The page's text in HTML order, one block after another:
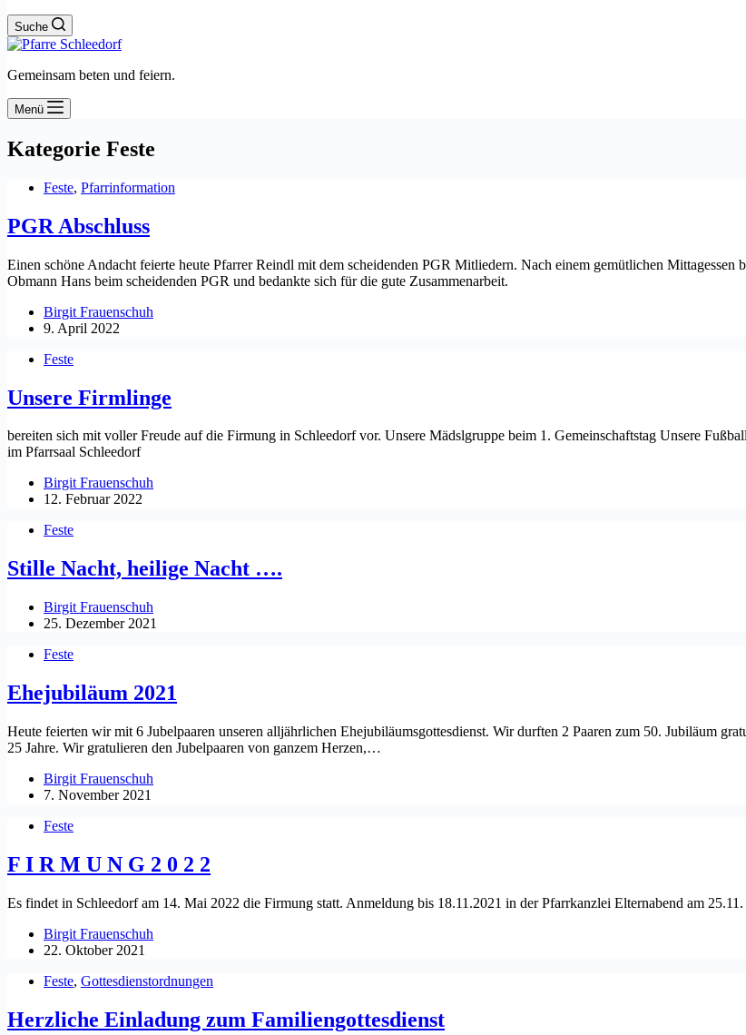
Suche
Gemeinsam beten und feiern.
Menü
Kategorie Feste
Feste, Pfarrinformation
PGR Abschluss
Einen schöne Andacht feierte heute Pfarrer Reindl mit dem scheidenden PGR Mitliedern. Nach einem gemütlichen
Obmann Hans beim scheidenden PGR und bedankte sich für die gute Zusammenarbeit.
Birgit Frauenschuh
9. April 2022
Feste
Unsere Firmlinge
bereiten sich mit voller Freude auf die Firmung in Schleedorf vor. Unsere Mädslgruppe beim 1. Gemeinschaftstag Unsere
im Pfarrsaal Schleedorf
Birgit Frauenschuh
12. Februar 2022
Feste
Stille Nacht, heilige Nacht ….
Birgit Frauenschuh
25. Dezember 2021
Feste
Ehejubiläum 2021
Heute feierten wir mit 6 Jubelpaaren unseren alljährlichen Ehejubiläumsgottesdienst. Wir durften 2 Paaren zum 50. Jubiläum
25 Jahre. Wir gratulieren den Jubelpaaren von ganzem Herzen,…
Birgit Frauenschuh
7. November 2021
Feste
F I R M U N G 2 0 2 2
Es findet in Schleedorf am 14. Mai 2022 die Firmung statt. Anmeldung bis 18.11.2021 in der Pfarrkanzlei Elternabend am
Birgit Frauenschuh
22. Oktober 2021
Feste, Gottesdienstordnungen
Herzliche Einladung zum Familiengottesdienst